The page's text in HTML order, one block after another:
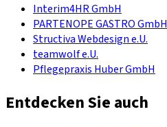
Interim4HR GmbH
PARTENOPE GASTRO GmbH
Structiva Webdesign e.U.
teamwolf e.U.
Pflegepraxis Huber GmbH
Entdecken Sie auch